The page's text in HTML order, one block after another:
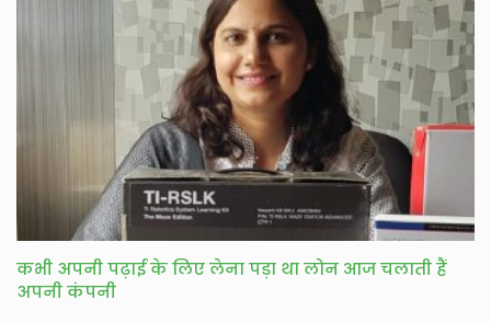
कभी अपनी पढ़ाई के लिए लेना पड़ा था लोन आज चलाती हैं
अपनी कंपनी